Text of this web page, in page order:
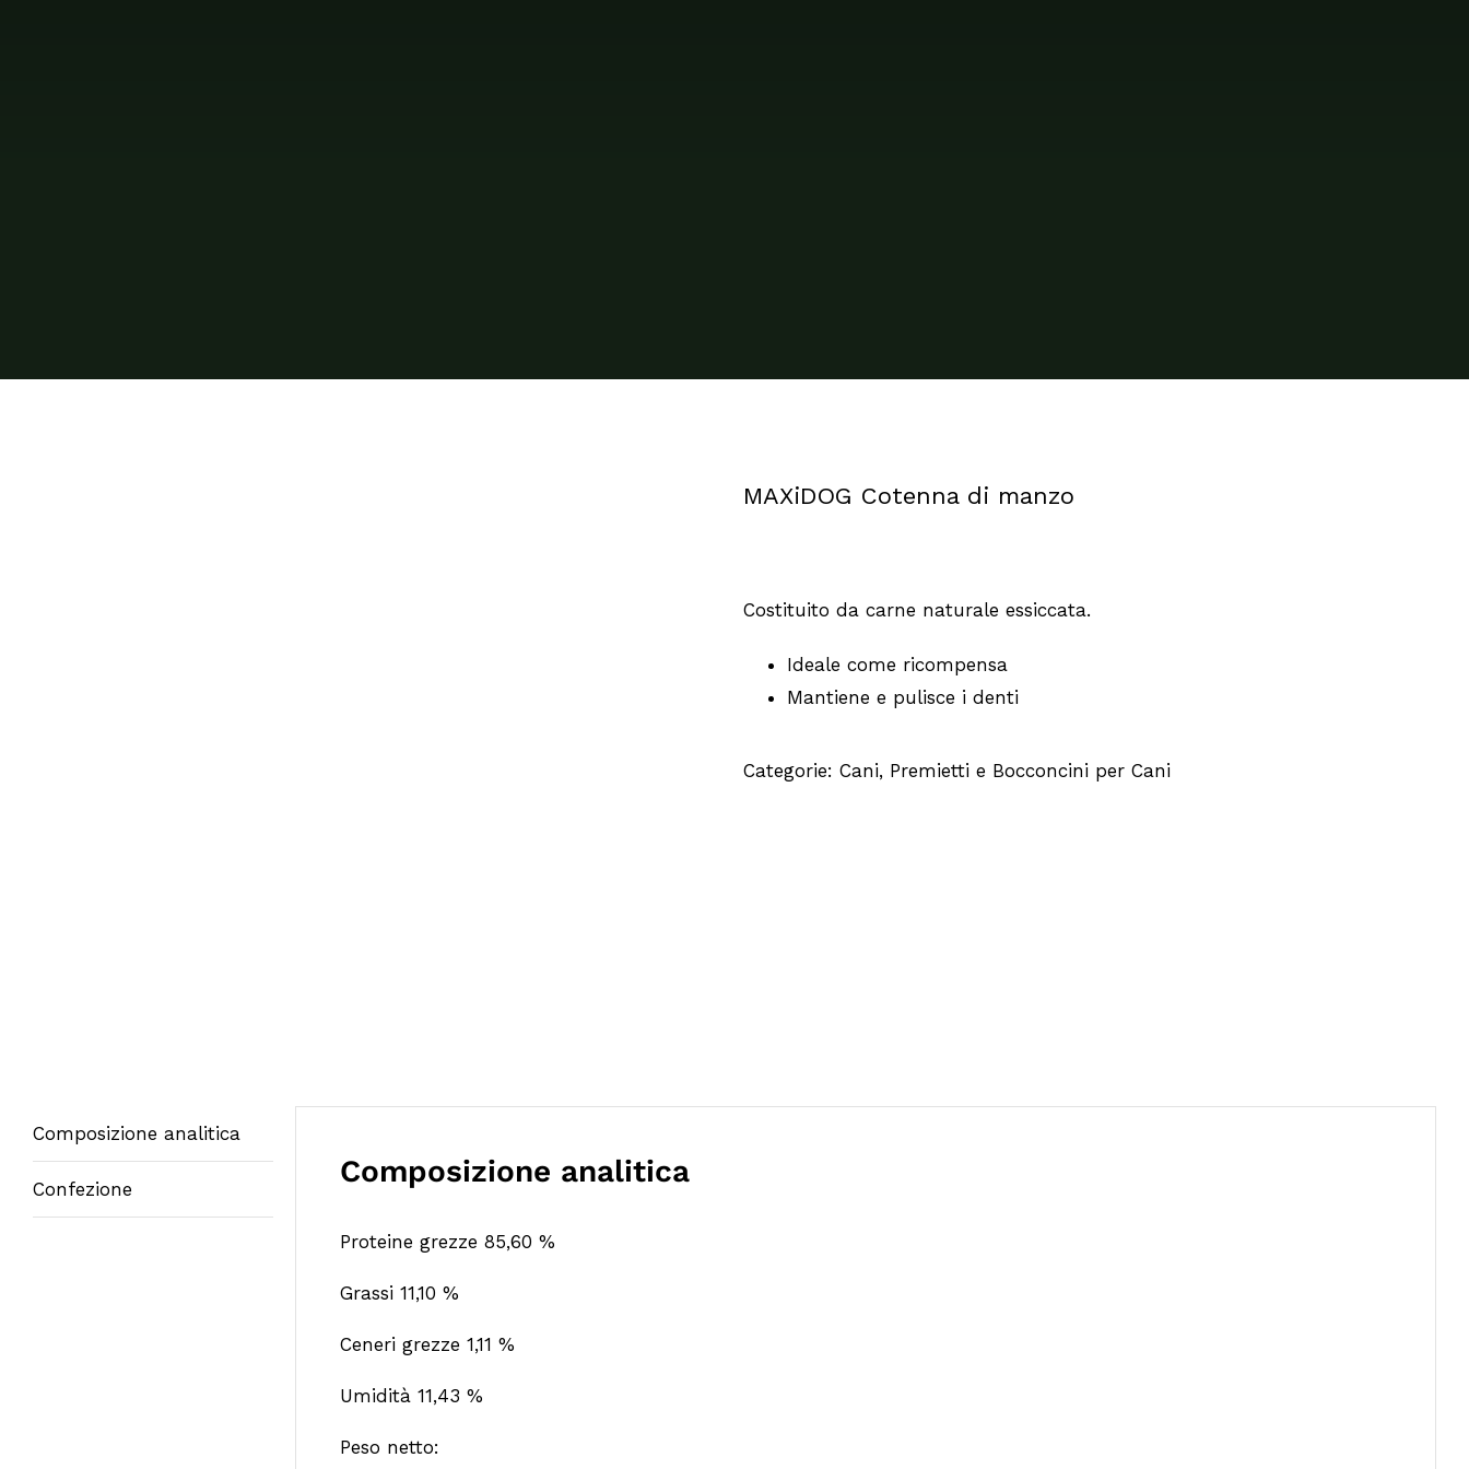
MAXiDOG Cotenna di manzo
Costituito da carne naturale essiccata.
Ideale come ricompensa
Mantiene e pulisce i denti
Categorie: Cani, Premietti e Bocconcini per Cani
Composizione analitica
Confezione Composizione analitica
Proteine grezze 85,60 %
Grassi 11,10 %
Ceneri grezze 1,11 %
Umidità 11,43 %
Peso netto: